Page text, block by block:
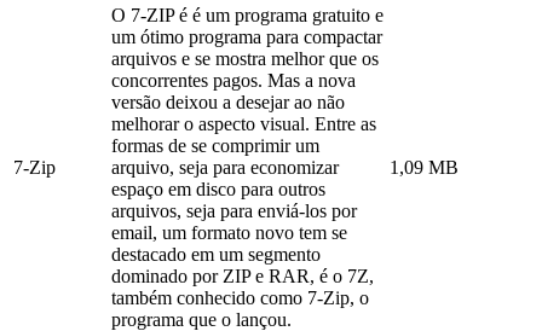
7-Zip
O 7-ZIP é é um programa gratuito e
um ótimo programa para compactar
arquivos e se mostra melhor que os
concorrentes pagos. Mas a nova
versão deixou a desejar ao não
melhorar o aspecto visual. Entre as
formas de se comprimir um
arquivo, seja para economizar
espaço em disco para outros
arquivos, seja para enviá-los por
email, um formato novo tem se
destacado em um segmento
dominado por ZIP e RAR, é o 7Z,
também conhecido como 7-Zip, o
programa que o lançou.
1,09 MB